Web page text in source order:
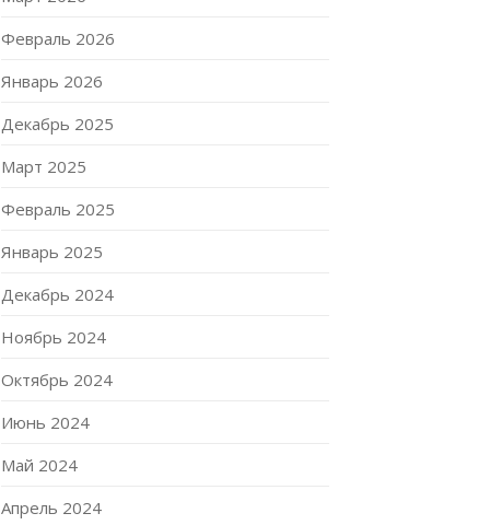
Февраль 2026
Январь 2026
Декабрь 2025
Март 2025
Февраль 2025
Январь 2025
Декабрь 2024
Ноябрь 2024
Октябрь 2024
Июнь 2024
Май 2024
Апрель 2024